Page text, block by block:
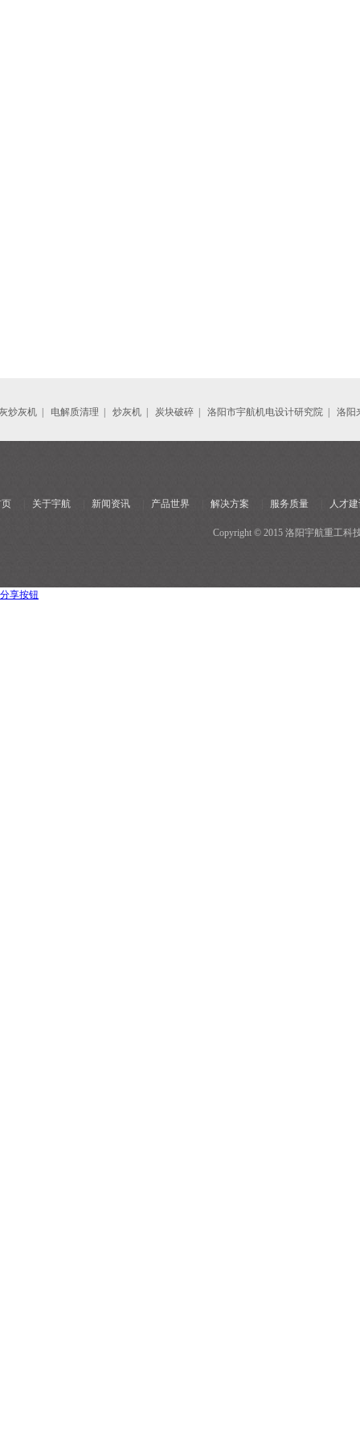
炒灰机 电解质清理 炒灰机 炭块破碎 洛阳市宇航机电设计研究院 洛阳
关于宇航 新闻资讯 产品世界 解决方案 服务质量 人才
Copyright © 2015 洛阳宇航重工科
分享按钮